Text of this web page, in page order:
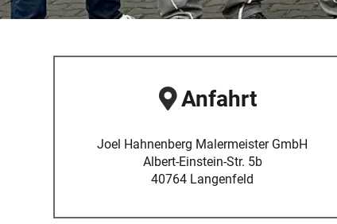
Anfahrt
Joel Hahnenberg Malermeister GmbH
Albert-Einstein-Str. 5b
40764 Langenfeld